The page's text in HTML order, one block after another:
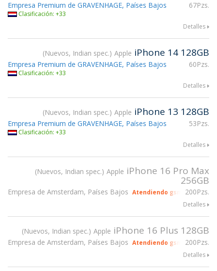
67Pzs.
Empresa Premium de GRAVENHAGE, Países Bajos
Clasificación: +33
Detalles
Nuevos, Indian spec. Apple iPhone 14 128GB
60Pzs.
Empresa Premium de GRAVENHAGE, Países Bajos
Clasificación: +33
Detalles
Nuevos, Indian spec. Apple iPhone 13 128GB
53Pzs.
Empresa Premium de GRAVENHAGE, Países Bajos
Clasificación: +33
Detalles
Nuevos, Indian spec. Apple iPhone 16 Pro Max
256GB
200Pzs.
Empresa de Amsterdam, Países Bajos Atendiendo gsmX Hong
Detalles
Nuevos, Indian spec. Apple iPhone 16 Plus 128GB
200Pzs.
Empresa de Amsterdam, Países Bajos Atendiendo gsmX Hong
Detalles